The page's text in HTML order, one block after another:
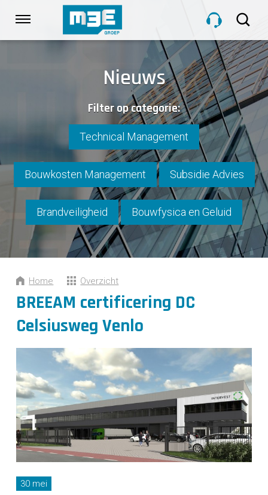
links
PROJECTEN
OVER M3E
NIEUWS
CONTACT
Nieuws
Filter op categorie:
Technical Management
Bouwkosten Management Subsidie Advies
Brandveiligheid Bouwfysica en Geluid
Home Overzicht
BREEAM certificering DC
Celsiusweg Venlo
30 mei